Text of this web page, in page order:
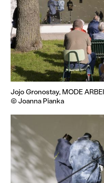
Jojo Gronostay, MODE
© Joanna Pianka